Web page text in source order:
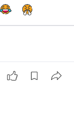
／海景房／